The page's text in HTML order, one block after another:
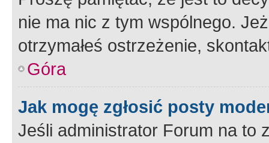
nie ma nic z tym wspólnego.
otrzymałeś ostrzeżenie,
Góra
Jak mogę zgłosić posty
Jeśli administrator Forum na to